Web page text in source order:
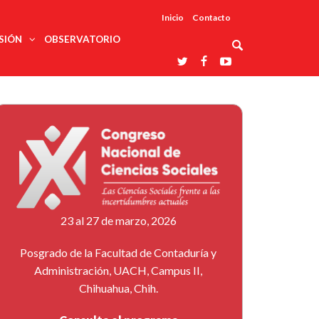
Inicio Contacto
ciencias
profesionales
trabajo
Redes
temáticas
Laboratorios
nacionales
Entidades
afines
Reconoce
La UDUALC
A La
Universidad
De México
En Su 475
Aniversario
OBSERVATORIO
23 al 27 de marzo, 2026
Posgrado de la Facultad de Contaduría y
Administración, UACH, Campus II,
Chihuahua, Chih.